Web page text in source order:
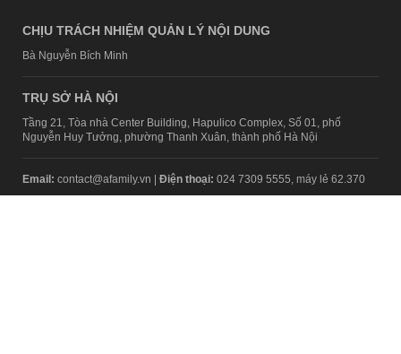
CHỊU TRÁCH NHIỆM QUẢN LÝ NỘI DUNG
Bà Nguyễn Bích Minh
TRỤ SỞ HÀ NỘI
Tầng 21, Tòa nhà Center Building, Hapulico Complex, Số 01, phố
Nguyễn Huy Tưởng, phường Thanh Xuân, thành phố Hà Nội
Email: contact@afamily.vn | Điện thoại: 024 7309 5555, máy lẻ 62.370